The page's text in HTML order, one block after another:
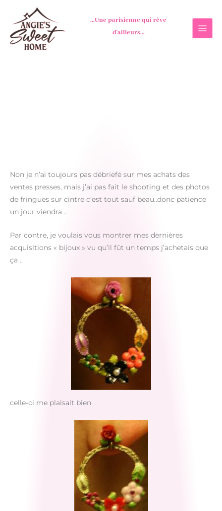
contenu
...Une parisienne qui rêve
d'ailleurs...
Non je n’ai toujours pas débriefé sur mes achats des
ventes presses, mais j’ai pas fait le shooting et des photos
de fringues sur cintre c’est tout sauf beau..donc patience
un jour viendra ..
Par contre, je voulais vous montrer mes dernières
acquisitions « bijoux » vu qu’il fût un temps j’achetais que
ça ..
celle-ci me plaisait bien